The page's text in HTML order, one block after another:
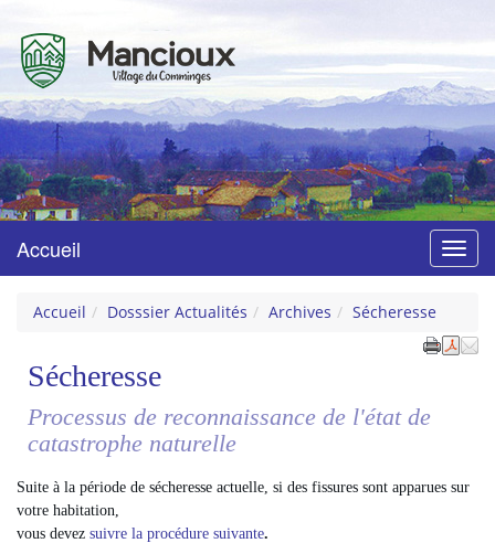
Mancioux
Village du Comminges
Menu
Accueil
Accueil Dosssier Actualités Archives Sécheresse
Sécheresse
Processus de reconnaissance de l'état de
catastrophe naturelle
Suite à la période de sécheresse actuelle, si des fissures sont apparues sur
votre habitation,
vous devez suivre la procédure suivante.